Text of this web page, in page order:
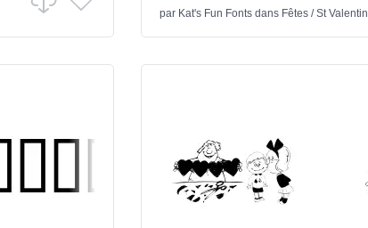
par Kat's Fun Fontsdans Fêtes/St Valentin